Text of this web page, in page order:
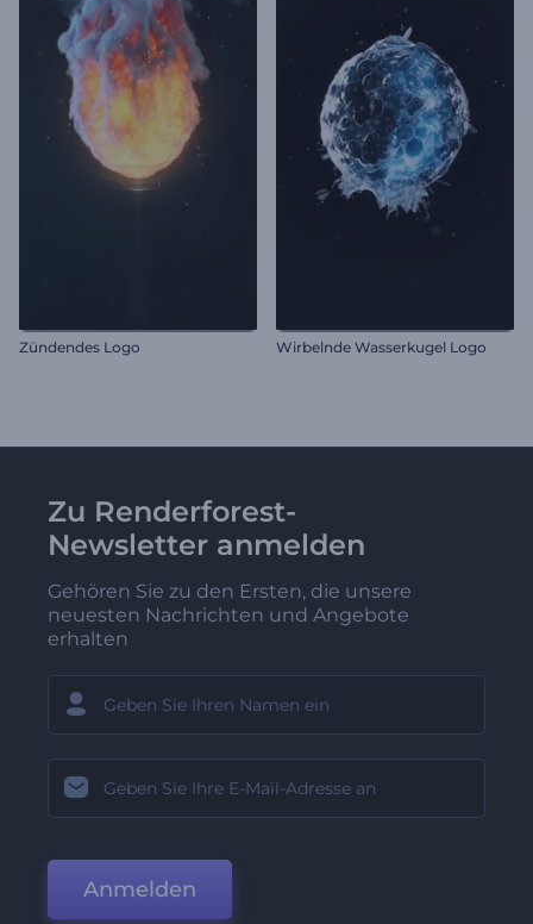
Zündendes Logo Wirbelnde Wasserkugel Logo
Zu Renderforest-
Newsletter anmelden
Gehören Sie zu den Ersten, die unsere
neuesten Nachrichten und Angebote
erhalten
Anmelden